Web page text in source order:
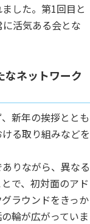
した。第1回目と
活気ある会とな
ネットワーク
新年の挨拶ととも
る取り組みなどを
りながら、異なる
で、初対面のアド
ラウンドをきっか
輪が広がっていま